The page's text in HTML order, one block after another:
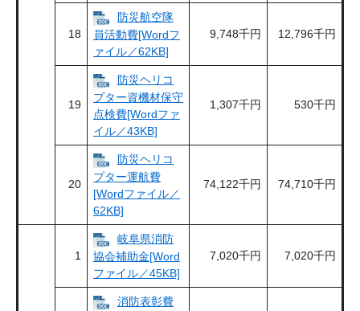
18
防災航空隊
員活動費[Wordフ
ァイル／62KB]
9,748千円 12,796千円
19
防災ヘリコ
プター資機材保守
点検費[Wordファ
イル／43KB]
1,307千円 530千円
20
防災ヘリコ
プター運航費
[Wordファイル／
62KB]
74,122千円 74,710千円
1
岐阜県消防
協会補助金[Word
ファイル／45KB]
7,020千円 7,020千円
消防表彰費